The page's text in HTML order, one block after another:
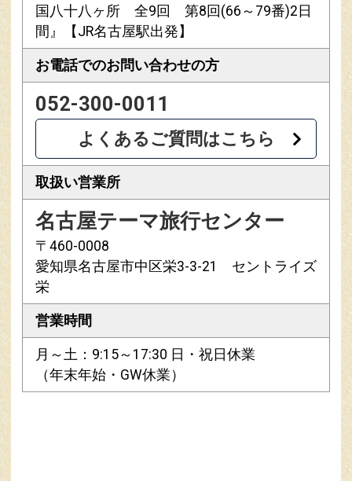
国八十八ヶ所 全9回 第8回(66～79番)2日
間』【JR名古屋駅出発】
お電話でのお問い合わせの方
052-300-0011
よくあるご質問はこちら
取扱い営業所
名古屋テーマ旅行センター
〒460-0008
愛知県名古屋市中区栄3-3-21 セントライズ
栄
営業時間
月～土：9:15～17:30 日・祝日休業
（年末年始・GW休業）